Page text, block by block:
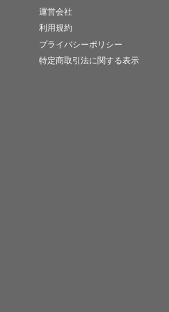
運営会社
利用規約
プライバシーポリシー
特定商取引法に関する表示